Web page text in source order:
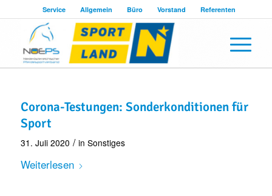
Service Allgemein Büro Vorstand Referenten
Corona-Testungen: Sonderkonditionen für
Sport
31. Juli 2020 / in Sonstiges
Weiterlesen